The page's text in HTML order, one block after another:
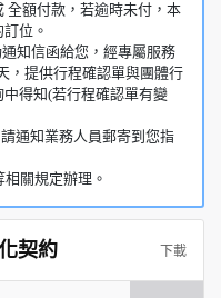
全額付款，若逾時未付，本
位。
知信函給您，經專屬服務
，提供行程確認單與團體行
得知(若行程確認單有變
通知業務人員郵寄到您指
關規定辦理。
契約 下載